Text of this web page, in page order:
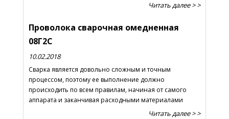
Читать далее > >
Проволока сварочная омедненная
08Г2С
10.02.2018
Сварка является довольно сложным и точным
процессом, поэтому ее выполнение должно
происходить по всем правилам, начиная от самого
аппарата и заканчивая расходными материалами
Читать далее > >